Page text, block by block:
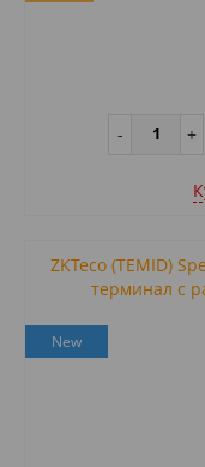
ZKTeco (TEMID)
терминал с
New